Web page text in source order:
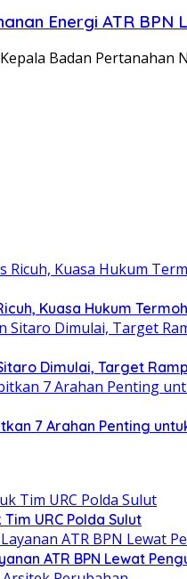
Energi ATR BPN
Badan
Kuasa Hukum
Dimulai, Target
7 Arahan Penting
URC Polda Sulut
ATR BPN Lewat